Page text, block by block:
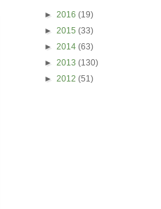
► 2016 (19)
► 2015 (33)
► 2014 (63)
► 2013 (130)
► 2012 (51)